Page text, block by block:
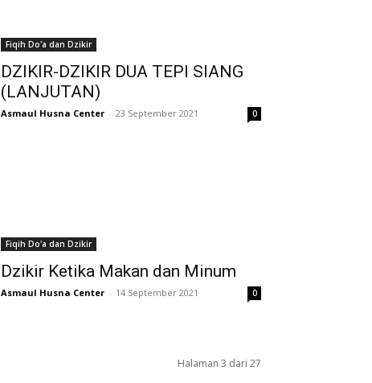
Fiqih Do'a dan Dzikir
DZIKIR-DZIKIR DUA TEPI SIANG
(LANJUTAN)
Asmaul Husna Center - 23 September 2021 0
Fiqih Do'a dan Dzikir
Dzikir Ketika Makan dan Minum
Asmaul Husna Center - 14 September 2021 0
Halaman 3 dari 27